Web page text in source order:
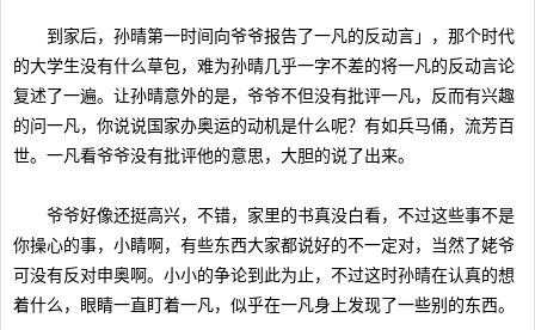
到家后，孙晴第一时间向爷爷报告了一凡的反动言」，那个时代
的大学生没有什么草包，难为孙晴几乎一字不差的将一凡的反动言论
复述了一遍。让孙晴意外的是，爷爷不但没有批评一凡，反而有兴趣
的问一凡，你说说国家办奥运的动机是什么呢？有如兵马俑，流芳百
世。一凡看爷爷没有批评他的意思，大胆的说了出来。
爷爷好像还挺高兴，不错，家里的书真没白看，不过这些事不是
你操心的事，小睛啊，有些东西大家都说好的不一定对，当然了姥爷
可没有反对申奥啊。小小的争论到此为止，不过这时孙晴在认真的想
着什么，眼睛一直盯着一凡，似乎在一凡身上发现了一些别的东西。